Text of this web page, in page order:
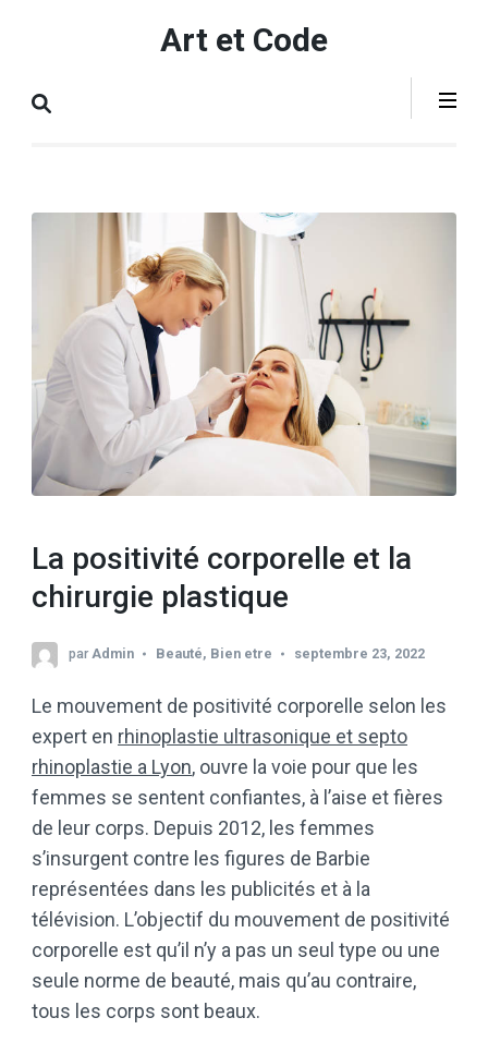
(Pressez
Art et Code
La positivité corporelle et la
chirurgie plastique
par Admin Beauté, Bien etre septembre 23, 2022
Le mouvement de positivité corporelle selon les
expert en rhinoplastie ultrasonique et septo
rhinoplastie a Lyon, ouvre la voie pour que les
femmes se sentent confiantes, à l’aise et fières
de leur corps. Depuis 2012, les femmes
s’insurgent contre les figures de Barbie
représentées dans les publicités et à la
télévision. L’objectif du mouvement de positivité
corporelle est qu’il n’y a pas un seul type ou une
seule norme de beauté, mais qu’au contraire,
tous les corps sont beaux.